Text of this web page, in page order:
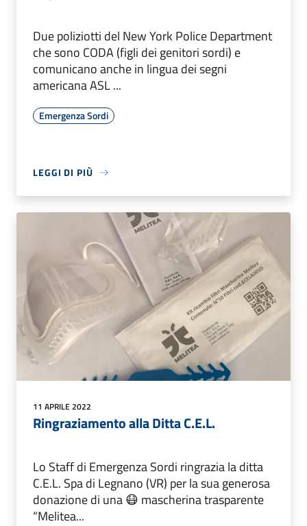
Due poliziotti del New York Police Department
che sono CODA (figli dei genitori sordi) e
comunicano anche in lingua dei segni
americana ASL ...
Emergenza Sordi
LEGGI DI PIÙ
11 APRILE 2022
Ringraziamento alla Ditta C.E.L.
Lo Staff di Emergenza Sordi ringrazia la ditta
C.E.L. Spa di Legnano (VR) per la sua generosa
donazione di una 😷 mascherina trasparente
“Melitea...